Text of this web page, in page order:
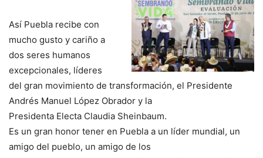
Así Puebla recibe con
mucho gusto y cariño a
dos seres humanos
excepcionales, líderes
del gran movimiento de transformación, el Presidente
Andrés Manuel López Obrador y la
Presidenta Electa Claudia Sheinbaum.
Es un gran honor tener en Puebla a un líder mundial, un
amigo del pueblo, un amigo de los